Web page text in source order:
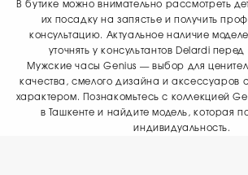
В бутике можно внимательно рассмотреть
их посадку на запястье и получить
консультацию. Актуальное наличие
уточнять у консультантов Delardi
Мужские часы Genius — выбор для
качества, смелого дизайна и аксессуаров
характером. Познакомьтесь с коллекцией
в Ташкенте и найдите модель, которая
индивидуальность.